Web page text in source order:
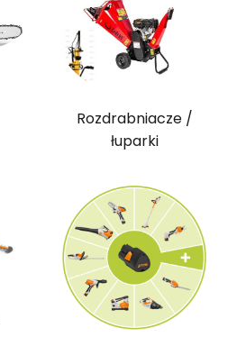
Rozdrabniacze /
łuparki